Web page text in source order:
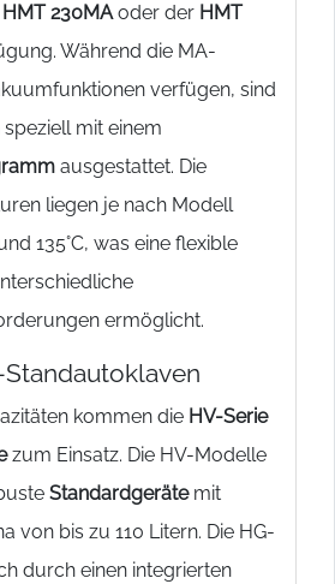
HMT 230MAoder der HMT
Während die MA-
verfügen, sind
mit einem
ausgestattet. Die
liegen je nach Modell
135°C, was eine flexible
ermöglicht.
kommen die HV-Serie
zum Einsatz. Die HV-Modelle
Standardgerätemit
von bis zu 110 Litern. Die HG-
durch einen integrierten